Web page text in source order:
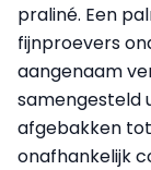
praliné. Een
fijnproevers
aangenaam
samengesteld
afgebakken
onafhankelijk